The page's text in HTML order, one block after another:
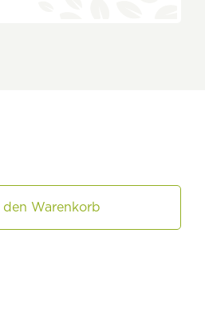
den Warenkorb